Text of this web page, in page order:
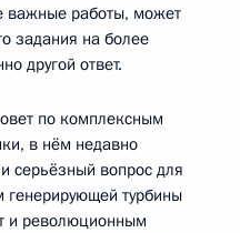
важные работы, может
задания на более
другой ответ.
по комплексным
в нём недавно
серьёзный вопрос для
генерирующей турбины
и революционным